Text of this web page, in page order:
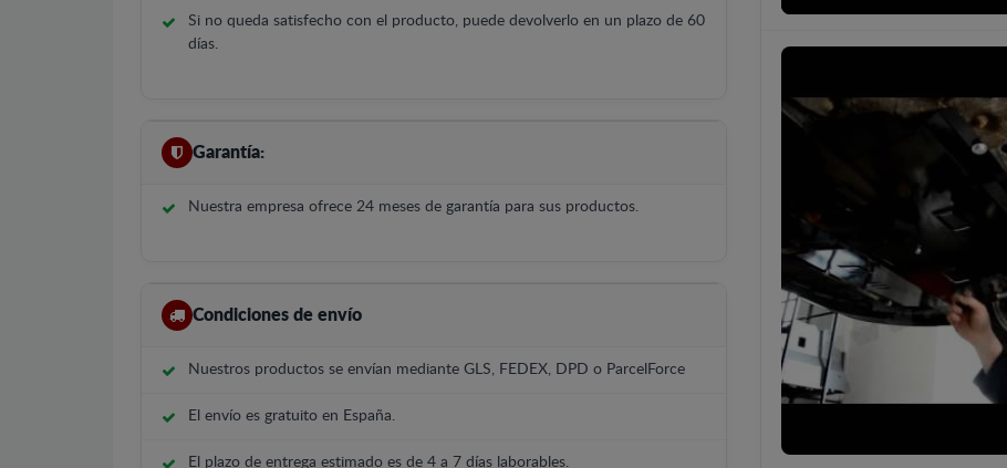
Si no queda satisfecho con el producto, puede devolverlo en un plazo de 60
días.
Garantía:
Nuestra empresa ofrece 24 meses de garantía para sus productos.
Condiciones de envío
Nuestros productos se envían mediante GLS, FEDEX, DPD o ParcelForce
El envío es gratuito en España.
El plazo de entrega estimado es de 4 a 7 días laborables.